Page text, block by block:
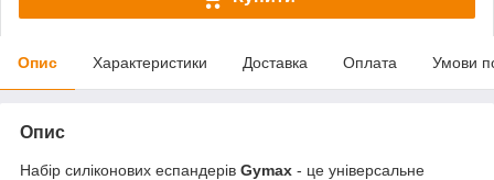
Опис Характеристики Доставка Оплата Умови
Опис
Набір силіконових еспандерів Gymax - це універсальне